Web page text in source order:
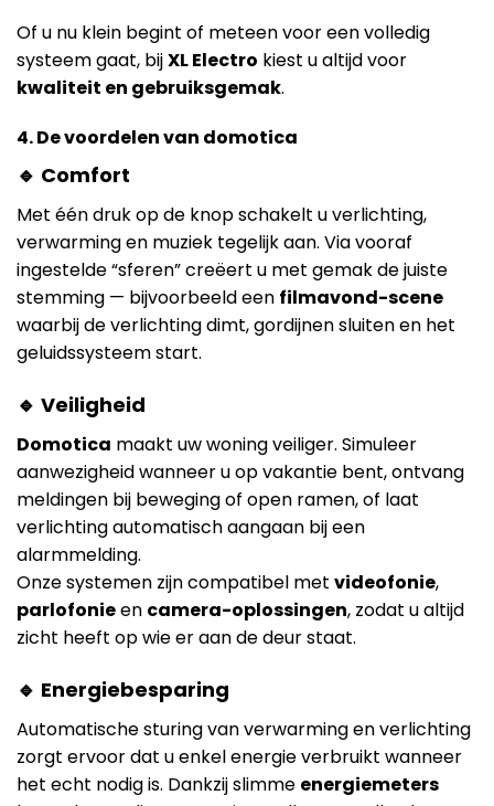
Of u nu klein begint of meteen voor een volledig
systeem gaat, bijXL Electro kiest u altijd voor
kwaliteit en gebruiksgemak.
4. De voordelen van domotica
🔹 Comfort
Met één druk op de knop schakelt u verlichting,
verwarming en muziek tegelijk aan. Via vooraf
ingestelde “sferen” creëert u met gemak de juiste
stemming — bijvoorbeeld een filmavond-scene
waarbij de verlichting dimt, gordijnen sluiten en het
geluidssysteem start.
🔹 Veiligheid
Domotica maakt uw woning veiliger. Simuleer
aanwezigheid wanneer u op vakantie bent, ontvang
meldingen bij beweging of open ramen, of laat
verlichting automatisch aangaan bij een
alarmmelding.
Onze systemen zijn compatibel met videofonie,
parlofonieen camera-oplossingen, zodat u altijd
zicht heeft op wie er aan de deur staat.
🔹 Energiebesparing
Automatische sturing van verwarming en verlichting
zorgt ervoor dat u enkel energie verbruikt wanneer
het echt nodig is. Dankzij slimme energiemeters